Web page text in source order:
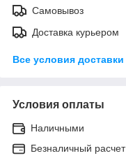
Самовывоз
Доставка курьером
Все условия доставки
Условия оплаты
Наличными
Безналичный расчет